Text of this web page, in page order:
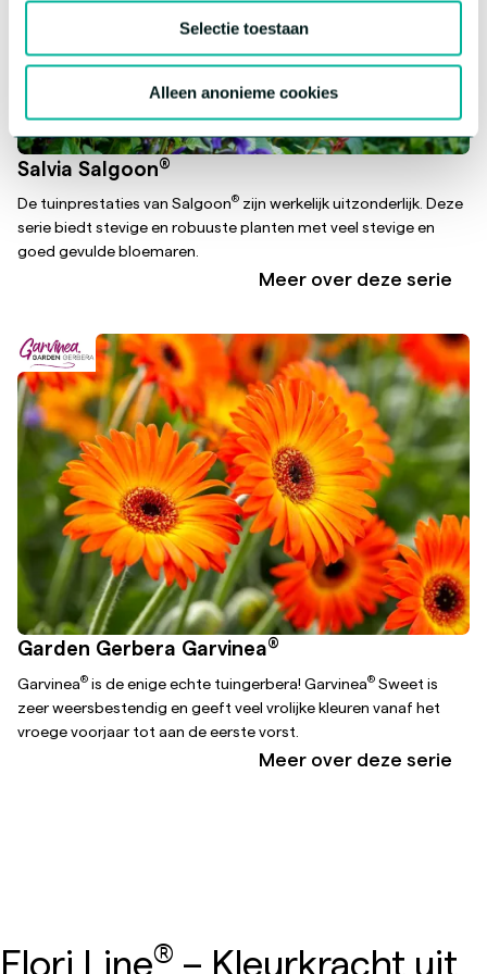
Selectie toestaan
Alleen anonieme cookies
Salvia Salgoon®
De tuinprestaties van Salgoon® zijn werkelijk uitzonderlijk. Deze
serie biedt stevige en robuuste planten met veel stevige en
goed gevulde bloemaren.
Meer over deze serie
Garden Gerbera Garvinea®
Garvinea® is de enige echte tuingerbera! Garvinea® Sweet is
zeer weersbestendig en geeft veel vrolijke kleuren vanaf het
vroege voorjaar tot aan de eerste vorst.
Meer over deze serie
Flori Line® – Kleurkracht uit